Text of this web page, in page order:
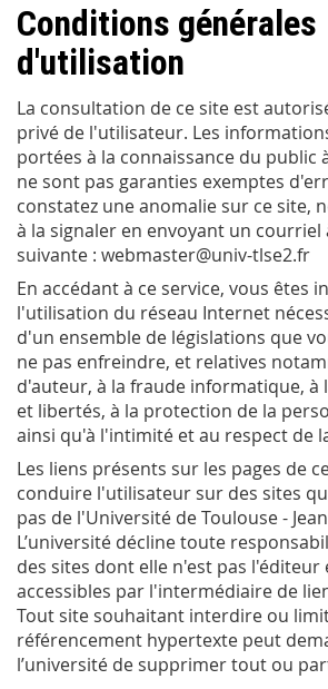
Conditions générales
d'utilisation
La consultation de ce site est
privé de l'utilisateur. Les
portées à la connaissance du
ne sont pas garanties exemptes
constatez une anomalie sur ce site,
à la signaler en envoyant un courriel
suivante : webmaster@univ-tlse2.fr
En accédant à ce service, vous êtes
l'utilisation du réseau Internet
d'un ensemble de législations que
ne pas enfreindre, et relatives
d'auteur, à la fraude informatique, à
et libertés, à la protection de la
ainsi qu'à l'intimité et au respect de
Les liens présents sur les pages de
conduire l'utilisateur sur des sites
pas de l'Université de Toulouse -
L’université décline toute
des sites dont elle n'est pas l'éditeur
accessibles par l'intermédiaire de
Tout site souhaitant interdire ou
référencement hypertexte peut
l’université de supprimer tout ou